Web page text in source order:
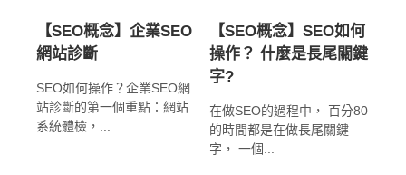
【SEO概念】企業SEO
網站診斷
SEO如何操作？企業SEO網
站診斷的第一個重點：網站
系統體檢，...
【SEO概念】SEO如何
操作？ 什麼是長尾關鍵
字?
在做SEO的過程中， 百分80
的時間都是在做長尾關鍵
字， 一個...